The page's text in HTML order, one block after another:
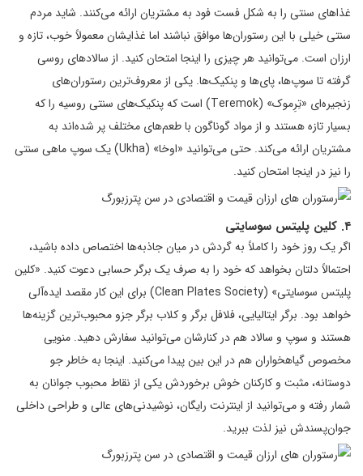
غذاهای سنتی را به شکل فست فود به مشتریان ارائه می‌کنند. شاید مردم
سنتی خیلی با این رستوران‌ها موافق نباشند اما غذایشان معمولاً خوب، تازه و
ارزان است. می‌توانید هر چیزی را اینجا امتحان کنید. از سالادهای روسی
گرفته تا سوپ‌ها، پای‌ها و پنکیک‌ها. یکی از معروف‌ترین رستوران‌های
زنجیره‌ای «تِرِموک» (Teremok) است که پنکیک‌های سنتی روسیه را که
بسیار تازه هستند و از مواد گوناگون با طعم‌های مختلف پر شده‌اند به
مشتریان ارائه می‌کند. حتی می‌توانید «اوخا» (Ukha) یک سوپ ماهی سنتی
را نیز در اینجا امتحان کنید.
۴. کلین پلیتس سوسایتی
اگر یک روز خود را کاملاً به گردش در میان جاذبه‌ها اختصاص داده‌ باشید،
احتمالاً دلتان بخواهد که خود را به صرف یک برگر حسابی دعوت کنید. «کلین
پلیتس سوسایتی» (Clean Plates Society) برای این کار مقصد ایده‌آلی
خواهد بود. برگر ایتالیایی، فلافل برگر و کلاب برگر جزو محبوب‌ترین گزینه‌ها
هستند و سوپ و سالاد هم در کنارشان می‌توانید سفارش دهید. منویی
مخصوص گیاهخواران هم در این بین پیدا می‌کنید. اینجا به خاطر جو
دوستانه، مثبت و کارکنان خوش برخوردش یکی از نقاط محبوب جوانان به
شمار رفته و می‌توانید از اینترنت رایگان، نوشیدنی‌های عالی و طراحی داخلی
جوان‌پسندش نیز لذت ببرید.